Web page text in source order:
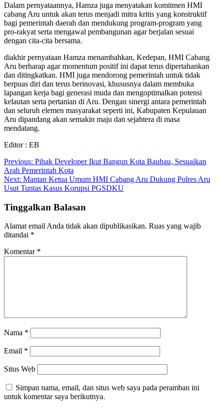
Dalam pernyataannya, Hamza juga menyatakan komitmen HMI
cabang Aru untuk akan terus menjadi mitra kritis yang konstruktif
bagi pemerintah daerah dan mendukung program-program yang
pro-rakyat serta mengawal pembangunan agar berjalan sesuai
dengan cita-cita bersama.
diakhir pernyataan Hamza menambahkan, Kedepan, HMI Cabang
Aru berharap agar momentum positif ini dapat terus dipertahankan
dan ditingkatkan. HMI juga mendorong pemerintah untuk tidak
berpuas diri dan terus berinovasi, khususnya dalam membuka
lapangan kerja bagi generasi muda dan mengoptimalkan potensi
kelautan serta pertanian di Aru. Dengan sinergi antara pemerintah
dan seluruh elemen masyarakat seperti ini, Kabupaten Kepulauan
Aru dipandang akan semakin maju dan sejahtera di masa
mendatang.
Editor : EB
Navigasi
pos
Previous: Pihak Developer Ikut Bangun Kota Baubau, Sesuaikan
Arah Pemerintah Kota
Next: Mantan Ketua Umum HMI Cabang Aru Dukung Polres Aru
Usut Tuntas Kasus Korupsi PGSDKU
Tinggalkan Balasan
Alamat email Anda tidak akan dipublikasikan. Ruas yang wajib
ditandai *
Komentar *
Nama *
Email *
Situs Web
Simpan nama, email, dan situs web saya pada peramban ini
untuk komentar saya berikutnya.